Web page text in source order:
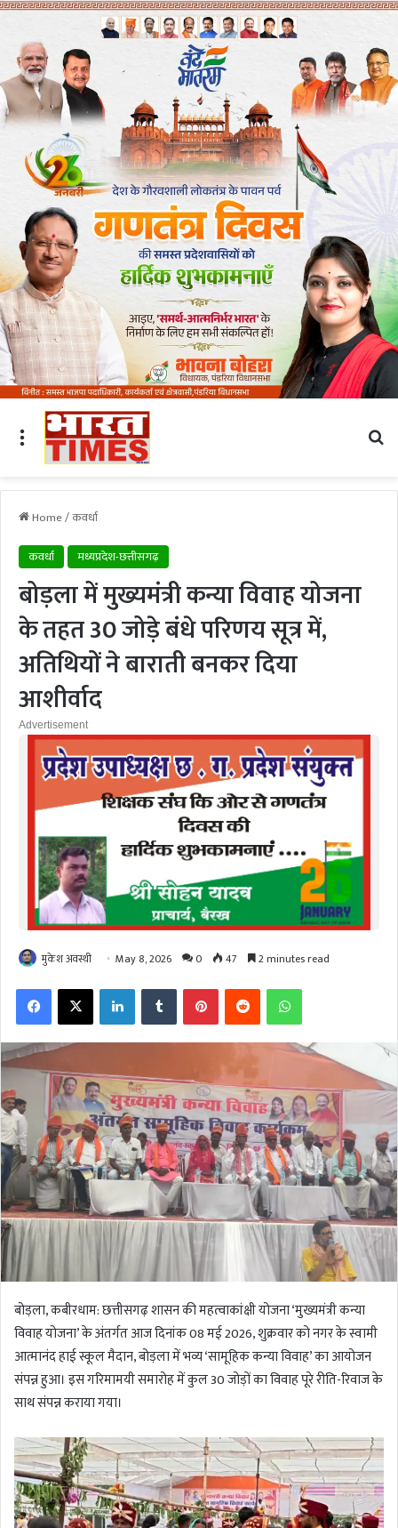
Menu
Home/कवर्धा
कवर्धा
मध्यप्रदेश-छत्तीसगढ़
बोड़ला में मुख्यमंत्री कन्या विवाह योजना
के तहत 30 जोड़े बंधे परिणय सूत्र में,
अतिथियों ने बाराती बनकर दिया
आशीर्वाद
Advertisement
मुकेश अवस्थी May 8, 2026 0 47 2 minutes read
FacebookX LinkedInTumblr PinterestReddit WhatsApp
बोड़ला, कबीरधाम: छत्तीसगढ़ शासन की महत्वाकांक्षी योजना ‘मुख्यमंत्री कन्या
विवाह योजना’ के अंतर्गत आज दिनांक 08 मई 2026, शुक्रवार को नगर के स्वामी
आत्मानंद हाई स्कूल मैदान, बोड़ला में भव्य ‘सामूहिक कन्या विवाह’ का आयोजन
संपन्न हुआ। इस गरिमामयी समारोह में कुल 30 जोड़ों का विवाह पूरे रीति-रिवाज के
साथ संपन्न कराया गया।